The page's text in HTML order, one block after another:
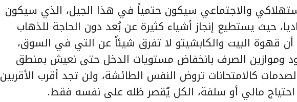
والاجتماعي سيكون حتمياً في هذا الجيل، الذي سيكون
حيث يستطيع إنجاز أشياء كثيرة عن بُعد دون الحاجة للذهاب
أن قهوة البيت والكابشيتو لا تفرق شيئاً عن التي في السوق،
وموازين الصرف بانخفاض مستويات الدخل حتى نعيش بمنطق
كالامتحانات تروض النفس الطائشة، ولن تجد أقرب الأقربين
مالي أو سلفة، الكل يُقصر ظله على نفسه فقط.